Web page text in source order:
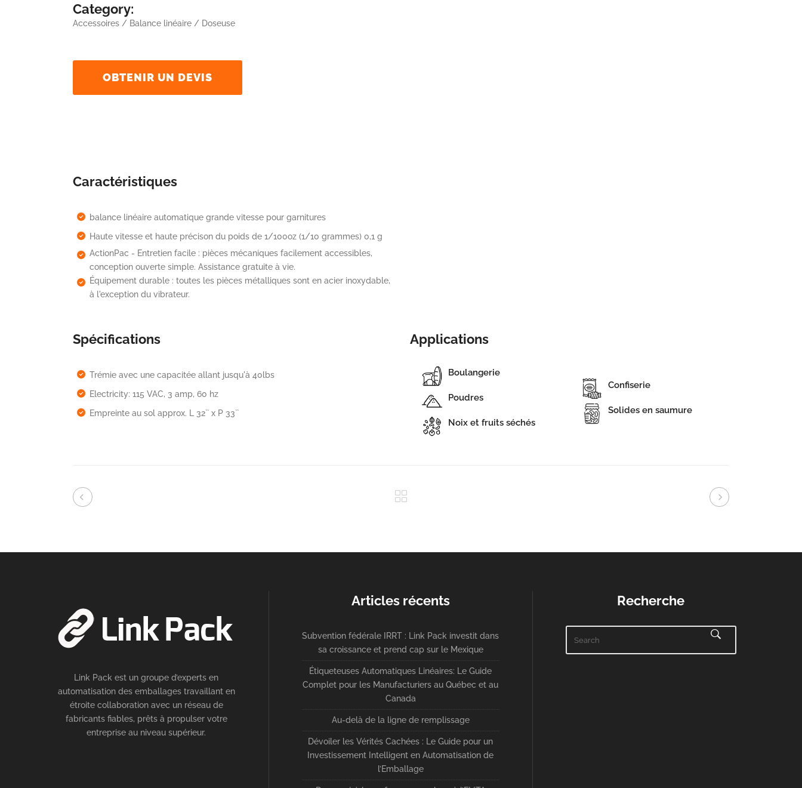
Category:
Accessoires / Balance linéaire / Doseuse
OBTENIR UN DEVIS
Caractéristiques
balance linéaire automatique grande vitesse pour garnitures
Haute vitesse et haute précison du poids de 1/100oz (1/10 grammes) 0,1 g
ActionPac - Entretien facile : pièces mécaniques facilement accessibles,
conception ouverte simple. Assistance gratuite à vie.
Équipement durable : toutes les pièces métalliques sont en acier inoxydable,
à l'exception du vibrateur.
Spécifications
Trémie avec une capacitée allant jusqu'à 40lbs
Electricity: 115 VAC, 3 amp, 60 hz
Empreinte au sol approx. L 32`` x P 33``
Applications
Boulangerie
Poudres
Noix et fruits séchés
Confiserie
Solides en saumure
Link Pack est un groupe d’experts en
automatisation des emballages travaillant en
étroite collaboration avec un réseau de
fabricants fiables, prêts à propulser votre
entreprise au niveau supérieur.
Articles récents
Subvention fédérale IRRT : Link Pack investit dans
sa croissance et prend cap sur le Mexique
Étiqueteuses Automatiques Linéaires: Le Guide
Complet pour les Manufacturiers au Québec et au
Canada
Au-delà de la ligne de remplissage
Dévoiler les Vérités Cachées : Le Guide pour un
Investissement Intelligent en Automatisation de
l’Emballage
Recherche